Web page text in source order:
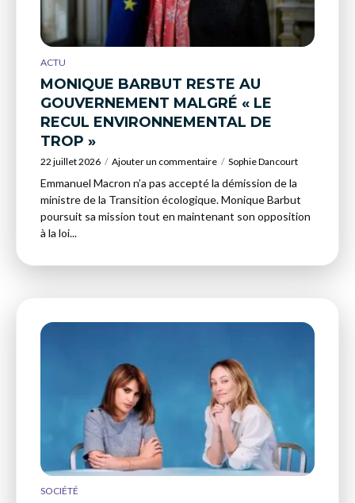
ACTU
MONIQUE BARBUT RESTE AU
GOUVERNEMENT MALGRÉ « LE
RECUL ENVIRONNEMENTAL DE
TROP »
22 juillet 2026 Ajouter un commentaire Sophie Dancourt
Emmanuel Macron n’a pas accepté la démission de la
ministre de la Transition écologique. Monique Barbut
poursuit sa mission tout en maintenant son opposition
à la loi...
SOCIÉTÉ